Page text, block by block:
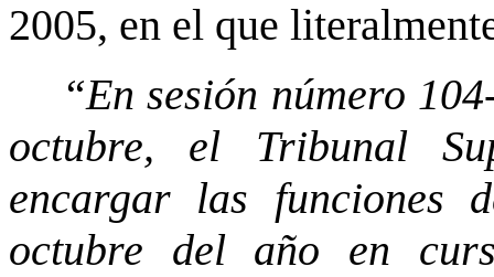
2005, en el que
“En sesión número
octubre, el Tribunal
encargar las funciones
octubre del año en